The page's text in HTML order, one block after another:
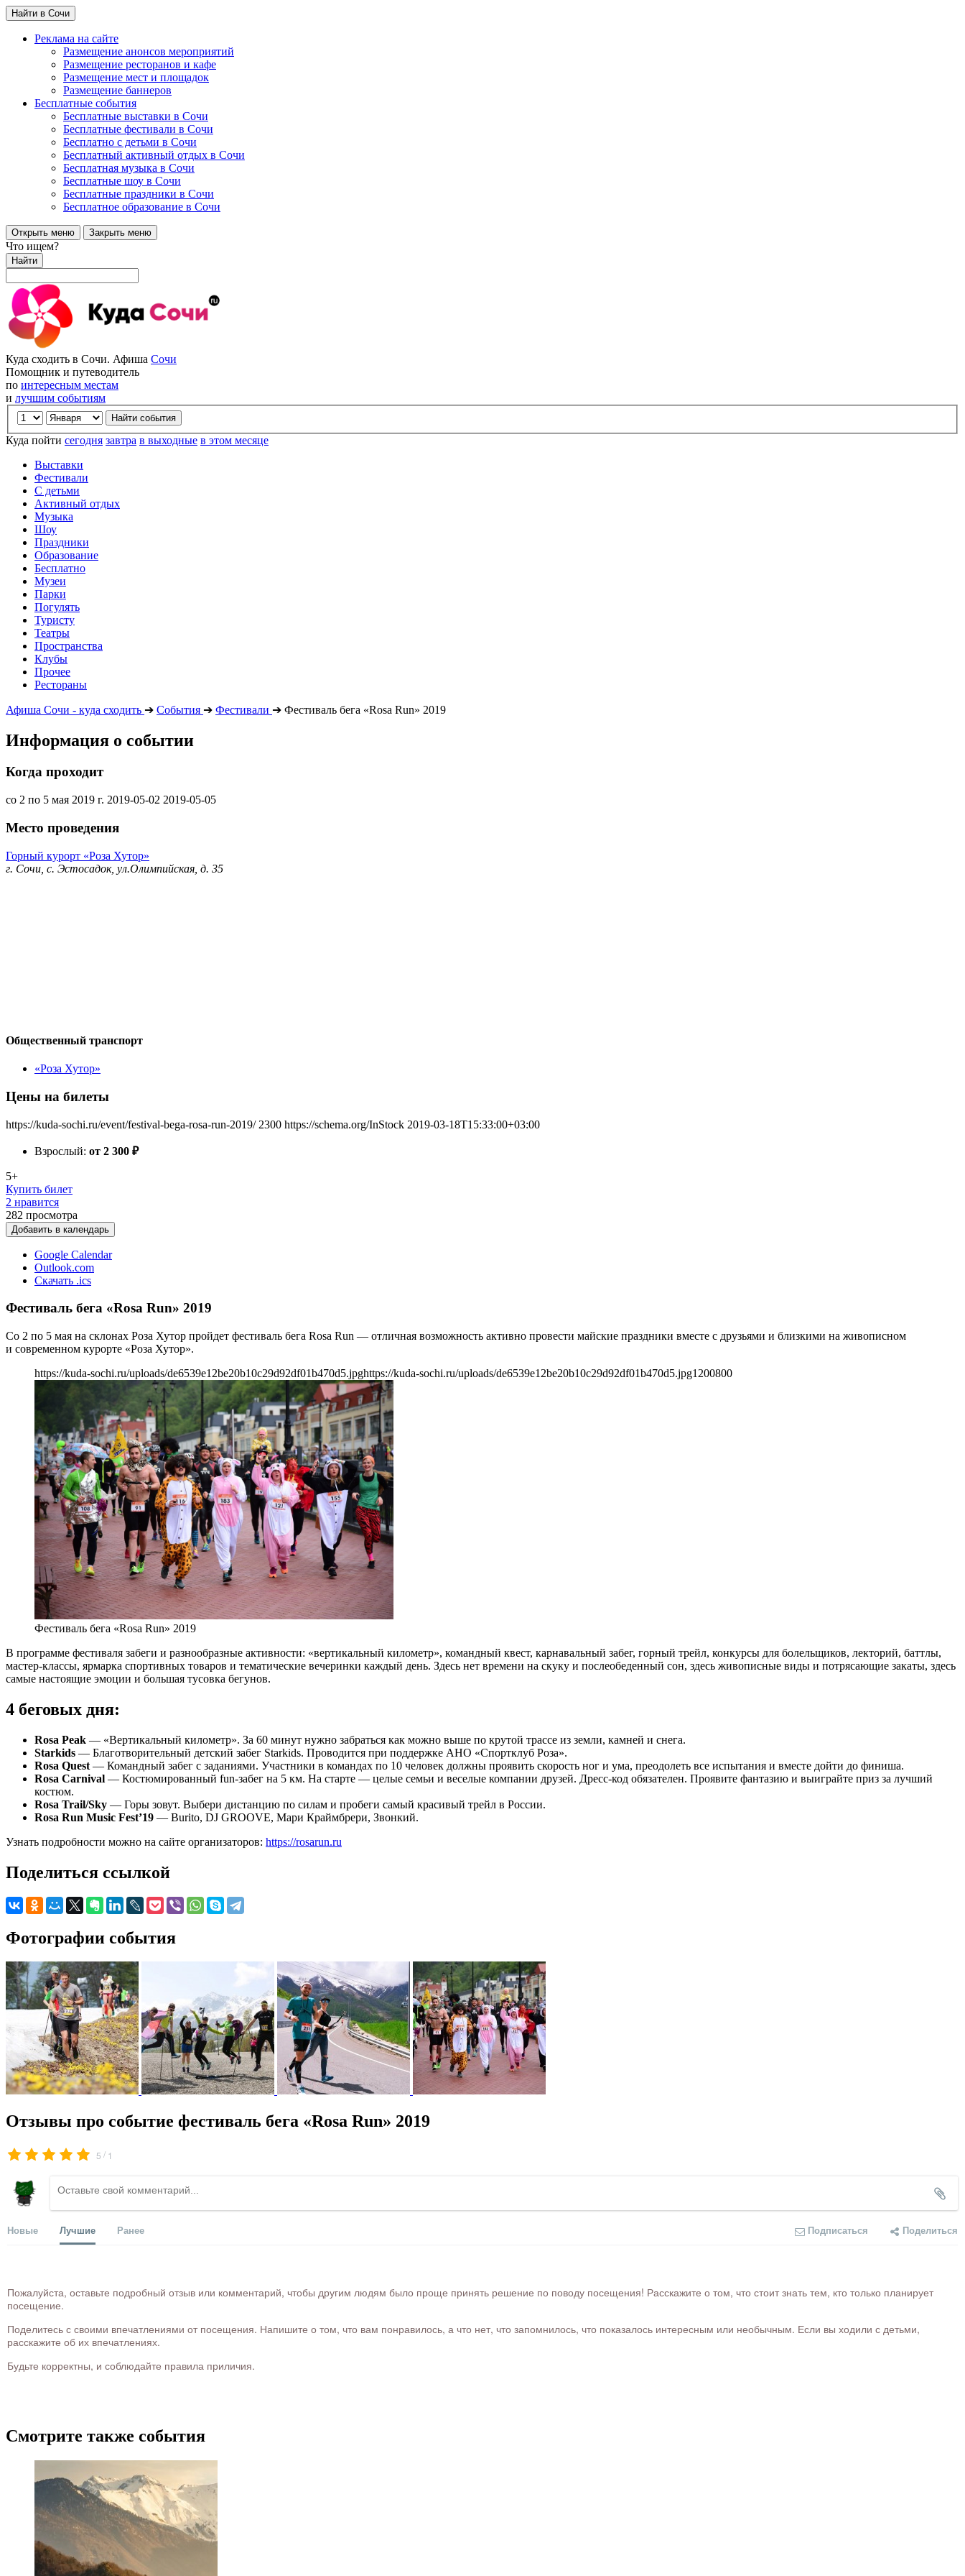
Найти в Сочи
Реклама на сайте
Размещение анонсов мероприятий
Размещение ресторанов и кафе
Размещение мест и площадок
Размещение баннеров
Бесплатные события
Бесплатные выставки в Сочи
Бесплатные фестивали в Сочи
Бесплатно с детьми в Сочи
Бесплатный активный отдых в Сочи
Бесплатная музыка в Сочи
Бесплатные шоу в Сочи
Бесплатные праздники в Сочи
Бесплатное образование в Сочи
Открыть меню Закрыть меню
Что ищем?
Найти
Куда сходить в Сочи. Афиша Сочи
Помощник и путеводитель
по интересным местам
и лучшим событиям
Куда пойти сегодня завтра в выходные в этом месяце
Выставки
Фестивали
С детьми
Активный отдых
Музыка
Шоу
Праздники
Образование
Бесплатно
Музеи
Парки
Погулять
Туристу
Театры
Пространства
Клубы
Прочее
Рестораны
Афиша Сочи - куда сходить ➔ События ➔ Фестивали ➔ Фестиваль бега «Rosa Run» 2019
Информация о событии
Когда проходит
со 2 по 5 мая 2019 г. 2019-05-02 2019-05-05
Место проведения
Горный курорт «Роза Хутор»
г. Сочи, с. Эстосадок, ул.Олимпийская, д. 35
Общественный транспорт
«Роза Хутор»
Цены на билеты
https://kuda-sochi.ru/event/festival-bega-rosa-run-2019/ 2300 https://schema.org/InStock 2019-03-18T15:33:00+03:00
Взрослый: от 2 300 ₽
5+
Купить билет
2 нравится
282 просмотра
Добавить в календарь
Google Calendar
Outlook.com
Скачать .ics
Фестиваль бега «Rosa Run» 2019
Со 2 по 5 мая на склонах Роза Хутор пройдет фестиваль бега Rosa Run — отличная возможность активно провести майские праздники вместе с друзьями и близкими на живописном
и современном курорте «Роза Хутор».
https://kuda-sochi.ru/uploads/de6539e12be20b10c29d92df01b470d5.jpghttps://kuda-sochi.ru/uploads/de6539e12be20b10c29d92df01b470d5.jpg1200800
Фестиваль бега «Rosa Run» 2019
В программе фестиваля забеги и разнообразные активности: «вертикальный километр», командный квест, карнавальный забег, горный трейл, конкурсы для болельщиков, лекторий, баттлы,
мастер-классы, ярмарка спортивных товаров и тематические вечеринки каждый день. Здесь нет времени на скуку и послеобеденный сон, здесь живописные виды и потрясающие закаты, здесь
самые настоящие эмоции и большая тусовка бегунов.
4 беговых дня:
Rosa Peak — «Вертикальный километр». За 60 минут нужно забраться как можно выше по крутой трассе из земли, камней и снега.
Starkids — Благотворительный детский забег Starkids. Проводится при поддержке АНО «Спортклуб Роза».
Rosa Quest — Командный забег с заданиями. Участники в командах по 10 человек должны проявить скорость ног и ума, преодолеть все испытания и вместе дойти до финиша.
Rosa Carnival — Костюмированный fun-забег на 5 км. На старте — целые семьи и веселые компании друзей. Дресс-код обязателен. Проявите фантазию и выиграйте приз за лучший
костюм.
Rosa Trail/Sky — Горы зовут. Выбери дистанцию по силам и пробеги самый красивый трейл в России.
Rosa Run Music Fest’19 — Burito, DJ GROOVE, Мари Краймбрери, Звонкий.
Узнать подробности можно на сайте организаторов: https://rosarun.ru
Поделиться ссылкой
Фотографии события
Отзывы про событие фестиваль бега «Rosa Run» 2019
5 / 1
Новые Лучшие Ранее Подписаться Поделиться
Пожалуйста, оставьте подробный отзыв или комментарий, чтобы другим людям было проще принять решение по поводу посещения! Расскажите о том, что стоит знать тем, кто только планирует
посещение.
Поделитесь с своими впечатлениями от посещения. Напишите о том, что вам понравилось, а что нет, что запомнилось, что показалось интересным или необычным. Если вы ходили с детьми,
расскажите об их впечатлениях.
Будьте корректны, и соблюдайте правила приличия.
Смотрите также события